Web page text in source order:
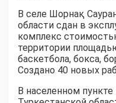
В селе Шорнақ
области сдан в
комплекс
территории
баскетбола, бокса,
Создано 40 новых
В населенном